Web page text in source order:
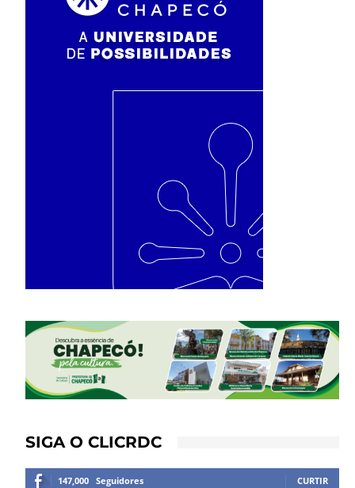
SIGA O CLICRDC
147,000 Seguidores CURTIR